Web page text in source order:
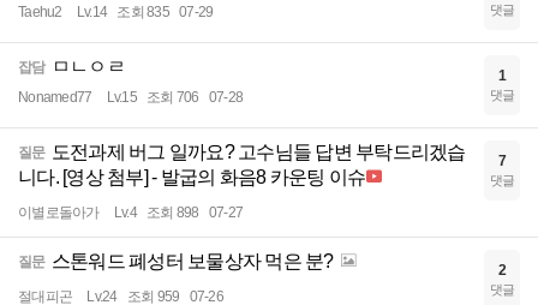
Taehu2 Lv.14 조회 835 07-29 댓글
잡담 ㅁㄴㅇㄹ
Nonamed77 Lv.15 조회 706 07-28
1
댓글
질문 도전과제 버그 일까요? 고수님들 답변 부탁드리겠습
니다. [영상 첨부] - 발굽의 화음8 카운팅 이슈
이별로돌아가 Lv.4 조회 898 07-27
7
댓글
질문 스톤워드 폐성터 보물상자 먹은 분?
절대피곤 Lv.24 조회 959 07-26
2
댓글